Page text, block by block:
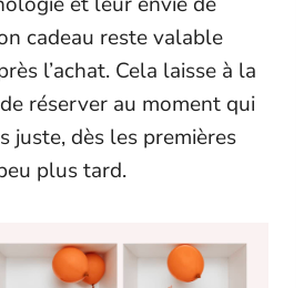
cadeau reste valable
l’achat. Cela laisse à la
réserver au moment qui
juste, dès les premières
plus tard.